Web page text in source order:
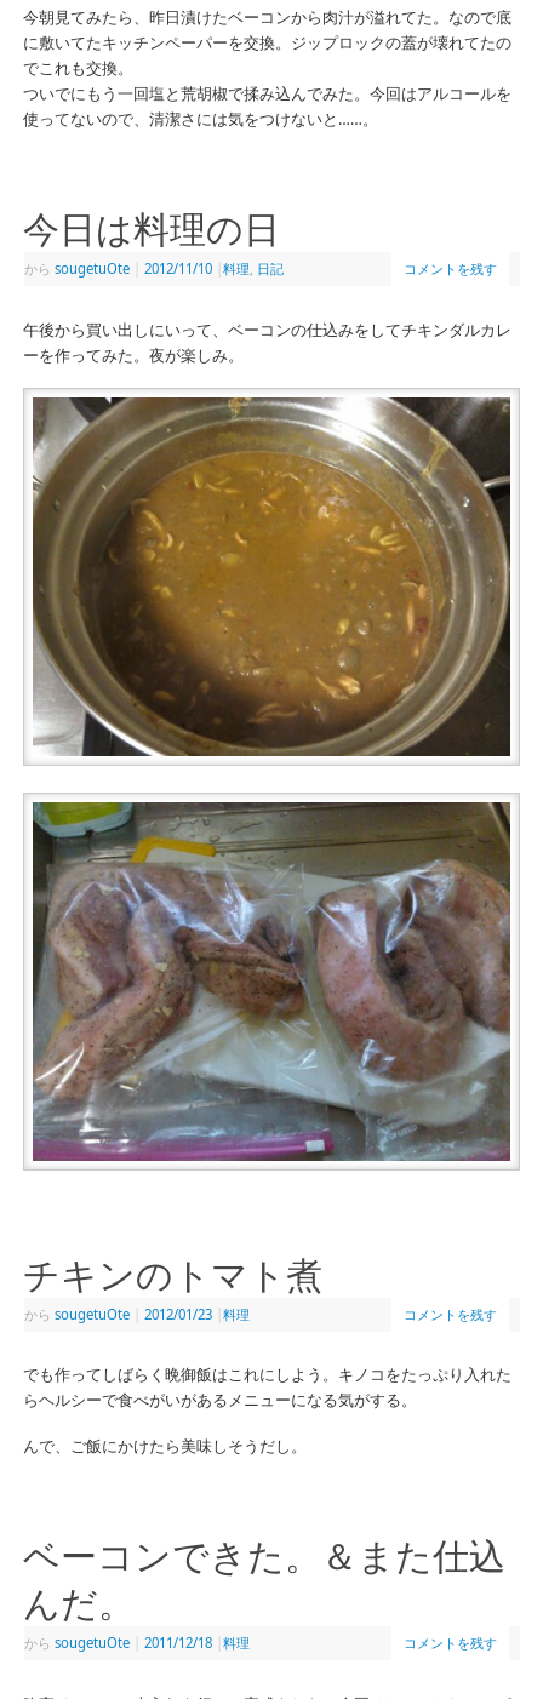
今朝見てみたら、昨日漬けたベーコンから肉汁が溢れてた。なので底
に敷いてたキッチンペーパーを交換。ジップロックの蓋が壊れてたの
でこれも交換。
ついでにもう一回塩と荒胡椒で揉み込んでみた。今回はアルコールを
使ってないので、清潔さには気をつけないと……。
今日は料理の日
から sougetuOte 2012/11/10 料理, 日記 コメントを残す
午後から買い出しにいって、ベーコンの仕込みをしてチキンダルカレ
ーを作ってみた。夜が楽しみ。
チキンのトマト煮
から sougetuOte 2012/01/23 料理 コメントを残す
でも作ってしばらく晩御飯はこれにしよう。キノコをたっぷり入れた
らヘルシーで食べがいがあるメニューになる気がする。
んで、ご飯にかけたら美味しそうだし。
ベーコンできた。＆また仕込
んだ。
から sougetuOte 2011/12/18 料理 コメントを残す